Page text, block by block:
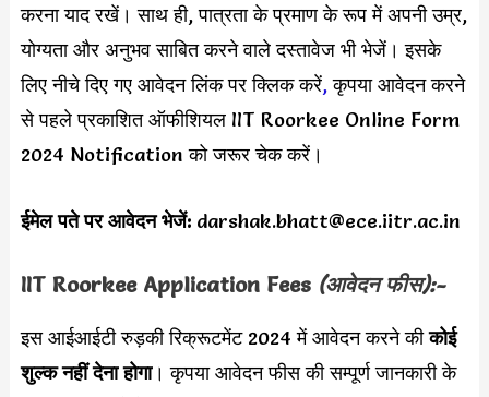
करना याद रखें। साथ ही, पात्रता के प्रमाण के रूप में अपनी उम्र,
योग्यता और अनुभव साबित करने वाले दस्तावेज भी भेजें। इसके
लिए नीचे दिए गए आवेदन लिंक पर क्लिक करें,कृपया आवेदन करने
से पहले प्रकाशित ऑफीशियल IIT Roorkee Online Form
2024 Notification को जरूर चेक करें।
ईमेल पते पर आवेदन भेजें: darshak.bhatt@ece.iitr.ac.in
IIT Roorkee Application Fees (आवेदन फीस):-
इस आईआईटी रुड़की रिक्रूटमेंट 2024 में आवेदन करने कीकोई
शुल्क नहीं देना होगा। कृपया आवेदन फीस की सम्पूर्ण जानकारी के